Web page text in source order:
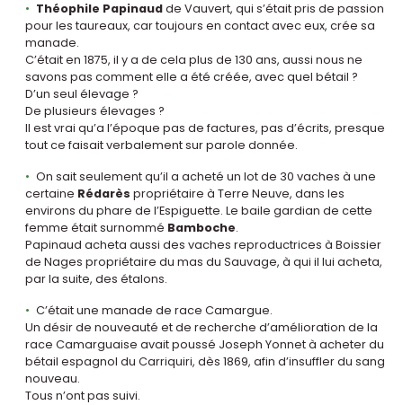
Théophile Papinaudde Vauvert, qui s’était pris de passion
pour les taureaux, car toujours en contact avec eux, crée sa
manade.
C’était en 1875, il y a de cela plus de 130 ans, aussi nous ne
savons pas comment elle a été créée, avec quel bétail ?
D’un seul élevage ?
De plusieurs élevages ?
Il est vrai qu’a l’époque pas de factures, pas d’écrits, presque
tout ce faisait verbalement sur parole donnée.
On sait seulement qu’il a acheté un lot de 30 vaches à une
certaine Rédarès propriétaire à Terre Neuve, dans les
environs du phare de l’Espiguette. Le baile gardian de cette
femme était surnommé Bamboche.
Papinaud acheta aussi des vaches reproductrices à Boissier
de Nages propriétaire du mas du Sauvage, à qui il lui acheta,
par la suite, des étalons.
C’était une manade de race Camargue.
Un désir de nouveauté et de recherche d’amélioration de la
race Camarguaise avait poussé Joseph Yonnet à acheter du
bétail espagnol du Carriquiri, dès 1869, afin d’insuffler du sang
nouveau.
Tous n’ont pas suivi.